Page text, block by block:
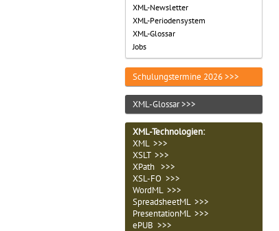
XML-Newsletter
XML-Periodensystem
XML-Glossar
Jobs
Schulungstermine 2026 >>>
XML-Glossar >>>
XML-Technologien:
XML >>>
XSLT >>>
XPath >>>
XSL-FO >>>
WordML >>>
SpreadsheetML >>>
PresentationML >>>
ePUB >>>